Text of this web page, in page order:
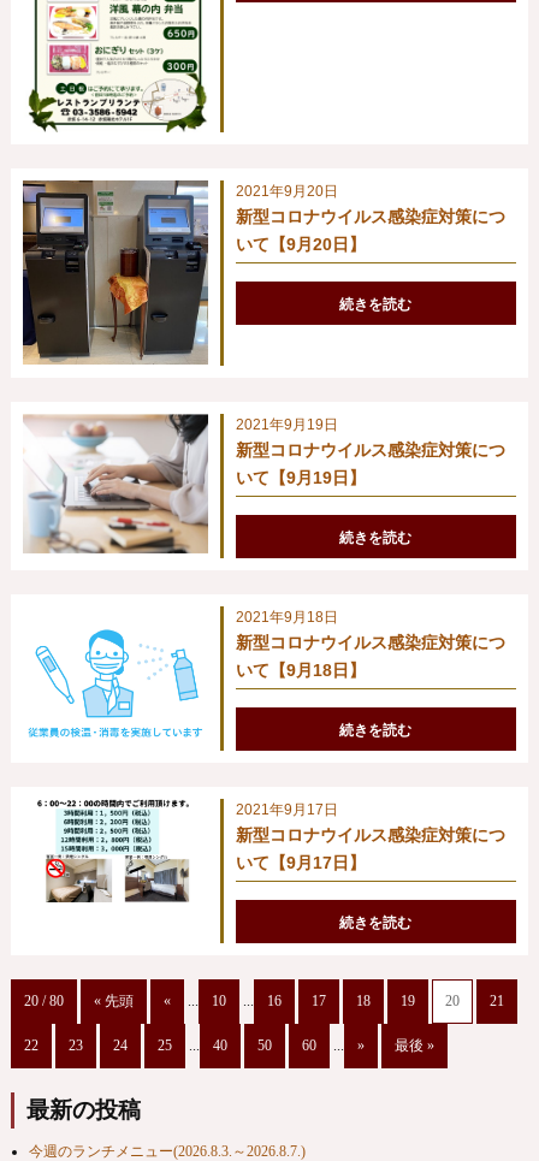
2021年9月20日
新型コロナウイルス感染症対策につ
いて【9月20日】
続きを読む
2021年9月19日
新型コロナウイルス感染症対策につ
いて【9月19日】
続きを読む
2021年9月18日
新型コロナウイルス感染症対策につ
いて【9月18日】
続きを読む
2021年9月17日
新型コロナウイルス感染症対策につ
いて【9月17日】
続きを読む
20 / 80 « 先頭 « ... 10 ... 16 17 18 19 20 21
22 23 24 25 ... 40 50 60 ... » 最後 »
最新の投稿
今週のランチメニュー(2026.8.3.～2026.8.7.)